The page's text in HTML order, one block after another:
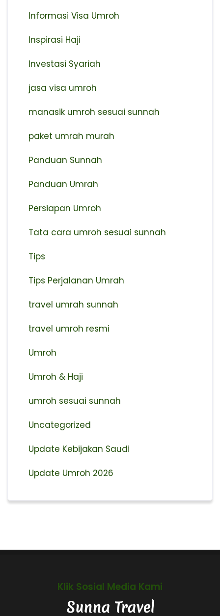
Informasi Visa Umroh
Inspirasi Haji
Investasi Syariah
jasa visa umroh
manasik umroh sesuai sunnah
paket umrah murah
Panduan Sunnah
Panduan Umrah
Persiapan Umroh
Tata cara umroh sesuai sunnah
Tips
Tips Perjalanan Umrah
travel umrah sunnah
travel umroh resmi
Umroh
Umroh & Haji
umroh sesuai sunnah
Uncategorized
Update Kebijakan Saudi
Update Umroh 2026
Klik Sosial Media Kami
Sunna Travel